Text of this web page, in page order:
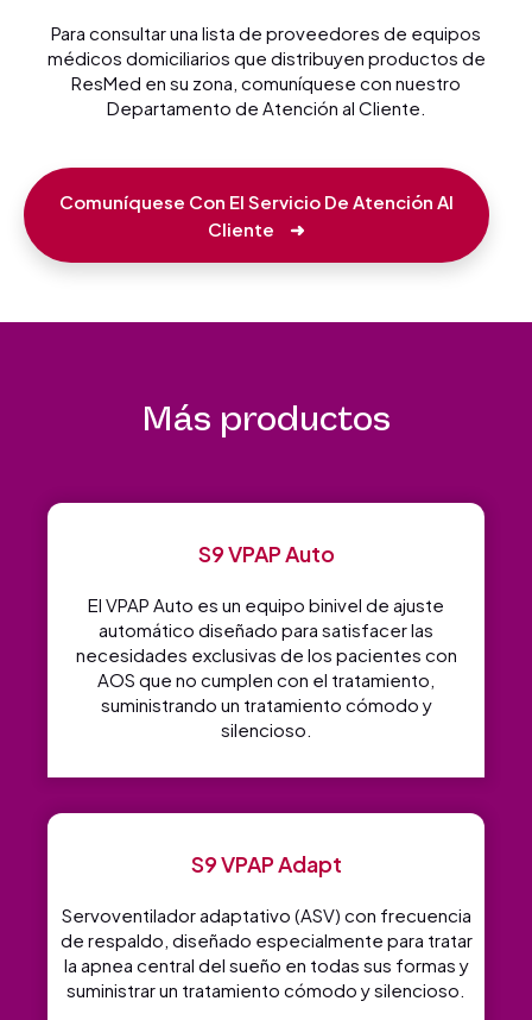
Para consultar una lista de proveedores de equipos
médicos domiciliarios que distribuyen productos de
ResMed en su zona, comuníquese con nuestro
Departamento de Atención al Cliente.
Comuníquese Con El Servicio De Atención Al
Cliente
➜
Más productos
S9 VPAP Auto
El VPAP Auto es un equipo binivel de ajuste
automático diseñado para satisfacer las
necesidades exclusivas de los pacientes con
AOS que no cumplen con el tratamiento,
suministrando un tratamiento cómodo y
silencioso.
S9 VPAP Adapt
Servoventilador adaptativo (ASV) con frecuencia
de respaldo, diseñado especialmente para tratar
la apnea central del sueño en todas sus formas y
suministrar un tratamiento cómodo y silencioso.